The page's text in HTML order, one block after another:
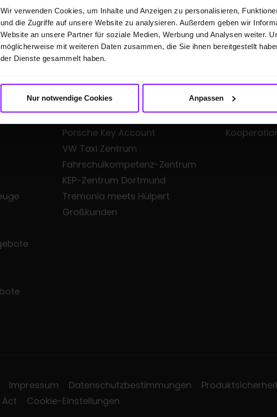
Wir verwenden Cookies, um Inhalte und Anzeigen zu personalisieren,
und die Zugriffe auf unsere Website zu analysieren. Außerdem geben wir
Website an unsere Partner für soziale Medien, Werbung und Analysen weiter.
möglicherweise mit weiteren Daten zusammen, die Sie ihnen bereitgestellt
der Dienste gesammelt haben.
Nur notwendige Cookies Anpassen
-
GESCHÄFTSKUNDEN
Gewerbeangebote
Class
Škoda Small Fleet
Audi Business
Porsche Key Account
VW Taxi Zentrum
Fahrschulkompetenz-Zentrum
KEP-Zentrum Dortmund
Tremonia meets Hülpert
Großkunden
ÜBER UNS
Hülpert
Neuigkeiten
Zentrale
Impressum Datenschutzbestimmungen
Act
Cookie-Einstellungen